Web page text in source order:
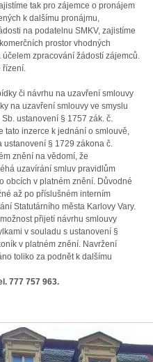
tak pro zájemce o pronájem
k dalšímu pronájmu,
na podatelnu SMKV, zajistíme
prostor vhodných
zpracování žádostí zájemců.
řízení.
či návrhu na uzavření smlouvy
na uzavření smlouvy ve smyslu
ustanovení § 1757 zák. č.
tato inzerce k jednání o smlouvě,
ustanovení § 1729 zákona č.
znění na vědomí, že
uzavírání smluv pravidlům
obcích v platném znění. Důvodné
až po příslušném interním
Statutárního města Karlovy Vary.
přijetí návrhu smlouvy
v souladu s ustanovení §
v platném znění. Navržení
toliko za podnět k dalšímu
777 757 963.